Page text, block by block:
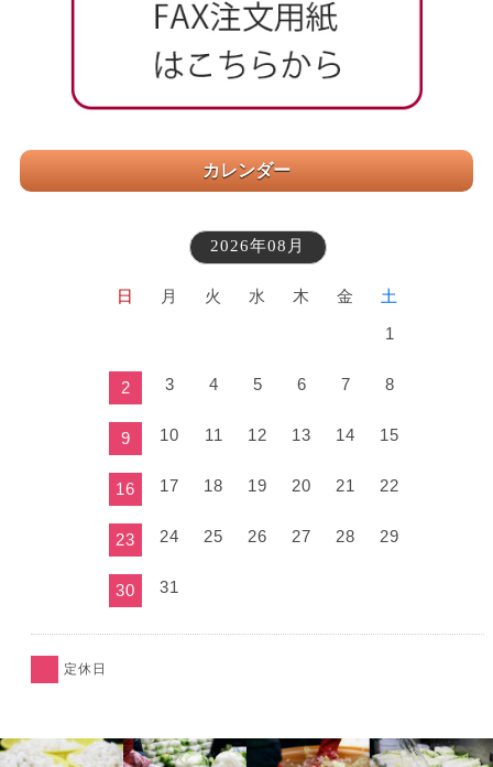
カレンダー
2026年08月
日 月 火 水 木 金
土
1
2 3 4 5 6 7 8
9 10 11 12 13 14 15
16 17 18 19 20 21 22
23 24 25 26 27 28 29
30 31
定休日